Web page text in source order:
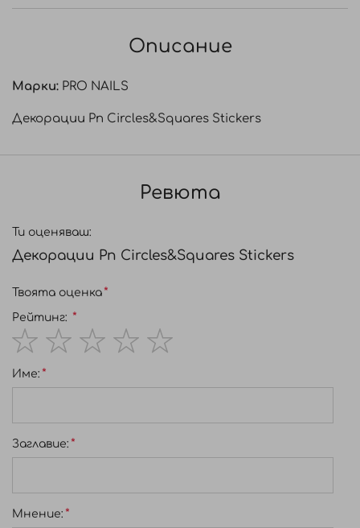
Описание
Марки: PRO NAILS
Декорации Pn Circles&Squares Stickers
Ревюта
Ти оценяваш:
Декорации Pn Circles&Squares Stickers
Твоята оценка
Рейтинг:
star
stars
stars
stars
stars
Име:
Заглавиe:
Мнение: